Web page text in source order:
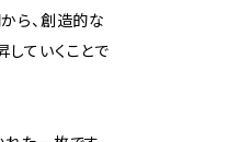
ら、創造的な
ていくことで